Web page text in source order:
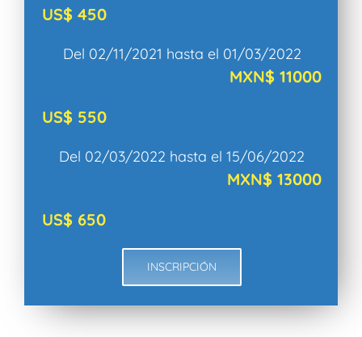
US$ 450
Del 02/11/2021 hasta el 01/03/2022
MXN$ 11000
US$ 550
Del 02/03/2022 hasta el 15/06/2022
MXN$ 13000
US$ 650
INSCRIPCIÓN